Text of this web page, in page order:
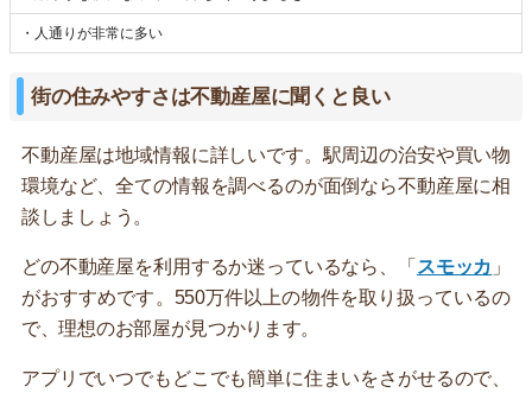
・人通りが非常に多い
街の住みやすさは不動産屋に聞くと良い
不動産屋は地域情報に詳しいです。駅周辺の治安や買い物
環境など、全ての情報を調べるのが面倒なら不動産屋に相
談しましょう。
どの不動産屋を利用するか迷っているなら、「 スモッカ 」
がおすすめです。550万件以上の物件を取り扱っているの
で、理想のお部屋が見つかります。
アプリでいつでもどこでも簡単に住まいをさがせるので、